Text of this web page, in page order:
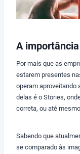
A
Por mais que as
estarem presentes
operam aproveitando
delas é o Stories,
correta, ou até
Sabendo que
se comparado às